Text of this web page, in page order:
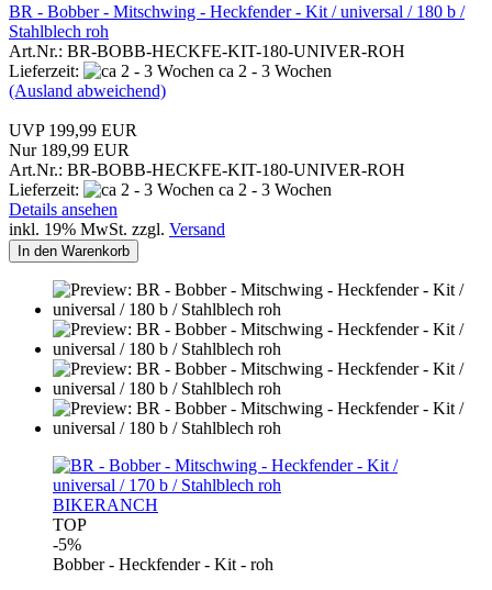
BR - Bobber - Mitschwing - Heckfender - Kit / universal / 180 b /
Stahlblech roh
Art.Nr.: BR-BOBB-HECKFE-KIT-180-UNIVER-ROH
Lieferzeit:
ca 2 - 3 Wochen
(Ausland abweichend)
UVP 199,99 EUR
Nur 189,99 EUR
Art.Nr.: BR-BOBB-HECKFE-KIT-180-UNIVER-ROH
Lieferzeit:
ca 2 - 3 Wochen
Details ansehen
inkl. 19% MwSt. zzgl. Versand
In den Warenkorb
BIKERANCH
TOP
-5%
Bobber - Heckfender - Kit - roh